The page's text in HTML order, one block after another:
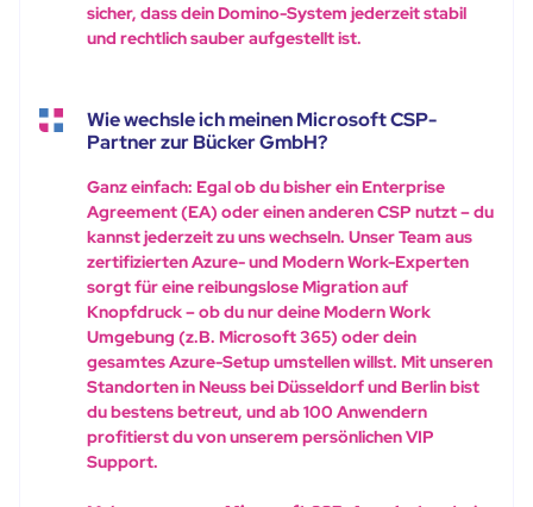
sicher, dass dein Domino-System jederzeit stabil
und rechtlich sauber aufgestellt ist.
Wie wechsle ich meinen Microsoft CSP-
Partner zur Bücker GmbH?
Ganz einfach: Egal ob du bisher ein Enterprise
Agreement (EA) oder einen anderen CSP nutzt – du
kannst jederzeit zu uns wechseln. Unser Team aus
zertifizierten Azure- und Modern Work-Experten
sorgt für eine reibungslose Migration auf
Knopfdruck – ob du nur deine Modern Work
Umgebung (z.B. Microsoft 365) oder dein
gesamtes Azure-Setup umstellen willst. Mit unseren
Standorten in Neuss bei Düsseldorf und Berlin bist
du bestens betreut, und ab 100 Anwendern
profitierst du von unserem persönlichen VIP
Support.